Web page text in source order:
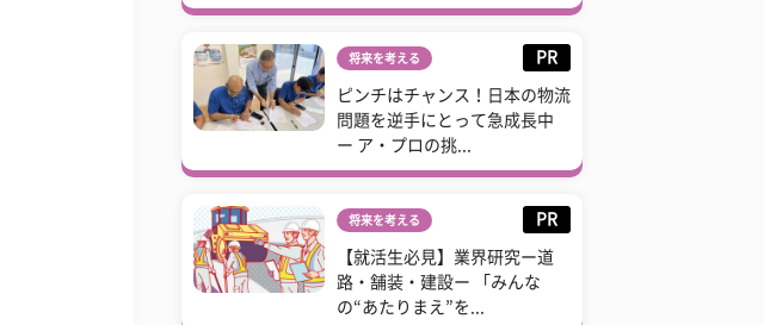
将来を考える PR
ピンチはチャンス！日本の物流
問題を逆手にとって急成長中
ー ア・プロの挑...
将来を考える PR
【就活生必見】業界研究ー道
路・舗装・建設ー 「みんな
の“あたりまえ”を...